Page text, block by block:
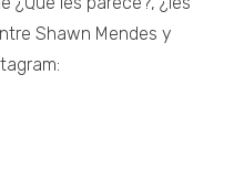
Shawn Mendes y